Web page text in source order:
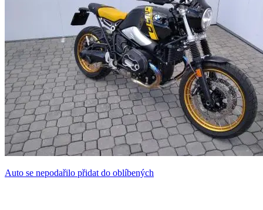
Auto se nepodařilo přidat do oblíbených